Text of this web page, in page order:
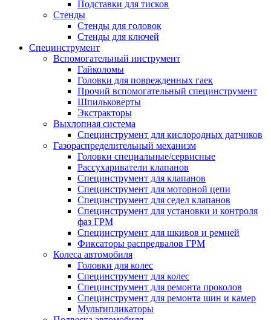
Подставки для тисков
Стенды
Стенды для головок
Стенды для ключей
Специнструмент
Вспомогательный инструмент
Гайколомы
Головки для поврежденных гаек
Прочий вспомогательный специнструмент
Шпильковерты
Экстракторы
Выхлопная система
Специнструмент для кислородных датчиков
Газораспределительный механизм
Головки специальные/сервисные
Рассухариватели клапанов
Специнструмент для клапанов
Специнструмент для моторной цепи
Специнструмент для седел клапанов
Специнструмент для установки и контроля
фаз ГРМ
Специнструмент для шкивов и ремней
Фиксаторы распредвалов ГРМ
Колеса автомобиля
Головки для колес
Специнструмент для колес
Специнструмент для ремонта проколов
Специнструмент для ремонта шин и камер
Мультипликаторы